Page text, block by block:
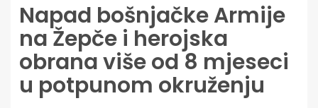
Napad bošnjačke Armije
na Žepče i herojska
obrana više od 8 mjeseci
u potpunom okruženju